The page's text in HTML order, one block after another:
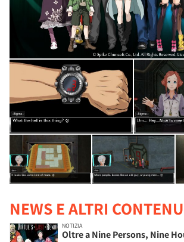
NEWS E ALTRI
NOTIZIA
Oltre a Nine Persons, Nine